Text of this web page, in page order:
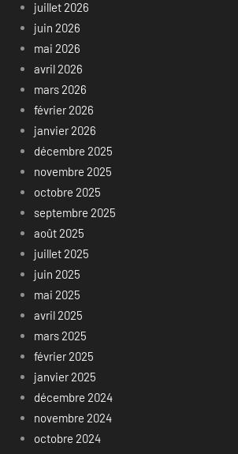
juillet 2026
juin 2026
mai 2026
avril 2026
mars 2026
février 2026
janvier 2026
décembre 2025
novembre 2025
octobre 2025
septembre 2025
août 2025
juillet 2025
juin 2025
mai 2025
avril 2025
mars 2025
février 2025
janvier 2025
décembre 2024
novembre 2024
octobre 2024